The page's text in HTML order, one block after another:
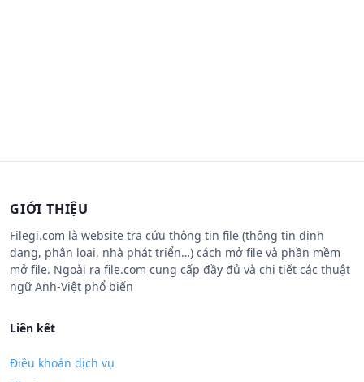
GIỚI THIỆU
Filegi.com là website tra cứu thông tin file (thông tin định
dạng, phân loại, nhà phát triển…) cách mở file và phần mềm
mở file. Ngoài ra file.com cung cấp đầy đủ và chi tiết các thuật
ngữ Anh-Việt phổ biến
Liên kết
Điều khoản dịch vụ